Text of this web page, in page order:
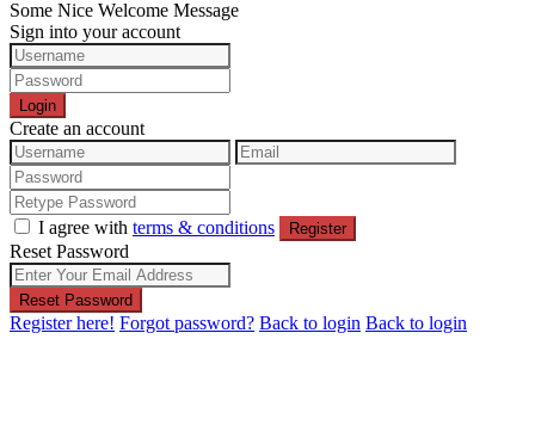
Some Nice Welcome Message
Sign into your account
Login
Create an account
I agree with terms & conditions Register
Reset Password
Reset Password
Register here! Forgot password? Back to login Back to login